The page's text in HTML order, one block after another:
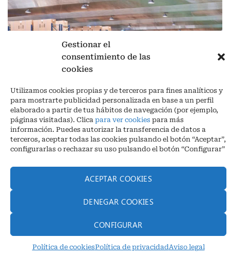
Gestionar el
consentimiento de las
cookies
Utilizamos cookies propias y de terceros para fines analíticos y
para mostrarte publicidad personalizada en base a un perfil
elaborado a partir de tus hábitos de navegación (por ejemplo,
páginas visitadas). Clica para ver cookies para más
información. Puedes autorizar la transferencia de datos a
terceros, aceptar todas las cookies pulsando el botón “Aceptar”,
configurarlas o rechazar su uso pulsando el botón “Configurar”
ACEPTAR COOKIES
DENEGAR COOKIES
CONFIGURAR
Política de cookiesPolítica de privacidadAviso legal
Aviso legal|Política de privacidad
Ctra. A-3132, De Aguilar a A-318 por Moriles km 15,5 M.I. (Córdoba)
España
COORDENADAS: Latitud: 37,40 – Longitud -04,58 | Telf. + 34 957 51
30 68
info@infrico.com Infrico SL 2026©. Diseñado porBabait Technology